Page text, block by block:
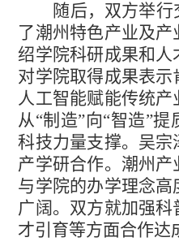
随后，双方举
了潮州特色产业及
绍学院科研成果和人
对学院取得成果表
人工智能赋能传统
从“制造”向“智造”
科技力量支撑。吴
产学研合作。潮州
与学院的办学理念
广阔。双方就加强
才引育等方面合作达